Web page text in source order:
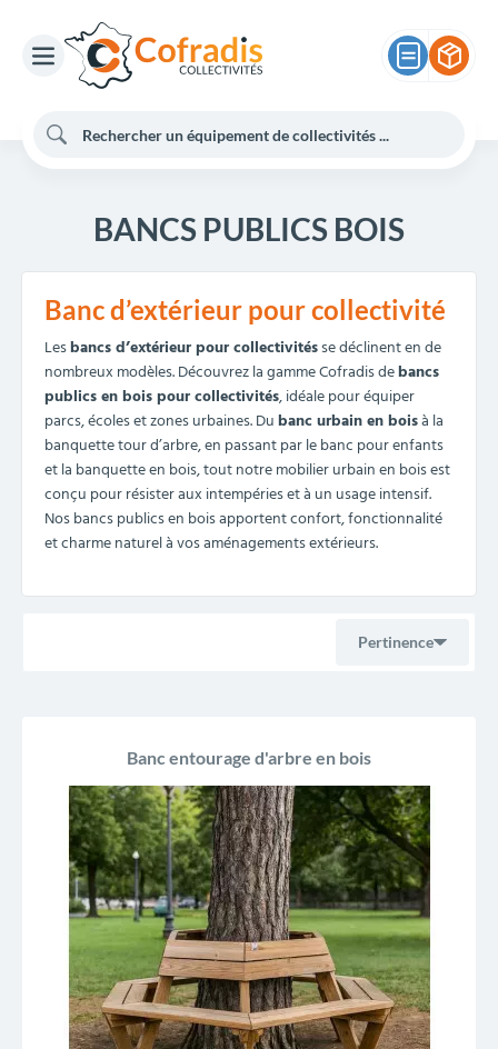
BANCS PUBLICS BOIS
Banc d’extérieur pour collectivité
Lesbancs d’extérieur pour collectivitésse déclinent en de
nombreux modèles. Découvrez la gamme Cofradis debancs
publics en bois pour collectivités, idéale pour équiper
parcs, écoles et zones urbaines. Dubanc urbain en boisà la
banquette tour d’arbre, en passant par le banc pour enfants
et la banquette en bois, tout notre mobilier urbain en bois est
conçu pour résister aux intempéries et à un usage intensif.
Nos bancs publics en bois apportent confort, fonctionnalité
et charme naturel à vos aménagements extérieurs.
Pertinence
Pertinence
Nom, A à Z
Nom, Z à A
Prix, croissant
Prix, décroissant
Reference, A to Z
Reference, Z to A
Banc entourage d'arbre en bois